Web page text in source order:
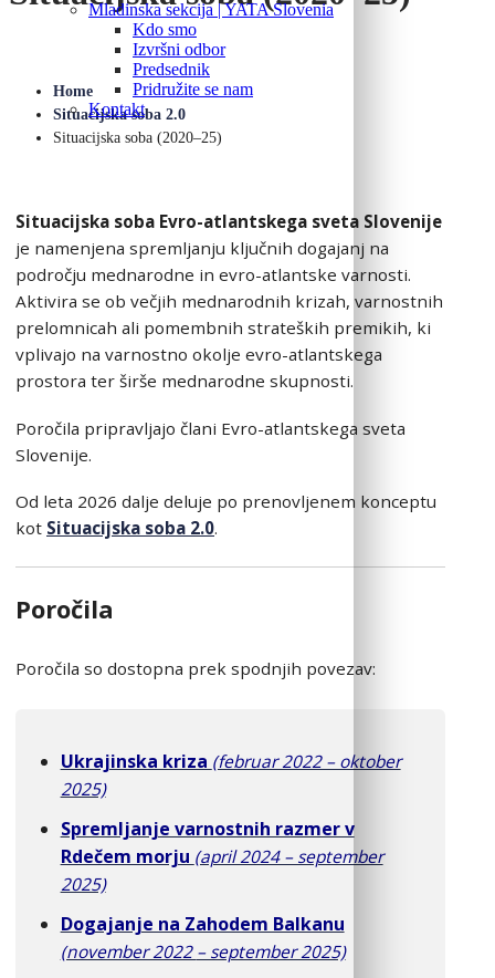
Mladinska sekcija | YATA Slovenia
Kdo smo
Izvršni odbor
Predsednik
Pridružite se nam
Kontakt
Home
Situacijska soba 2.0
Situacijska soba (2020–25)
Situacijska soba Evro-atlantskega sveta Slovenije
je namenjena spremljanju ključnih dogajanj na
področju mednarodne in evro-atlantske varnosti.
Aktivira se ob večjih mednarodnih krizah, varnostnih
prelomnicah ali pomembnih strateških premikih, ki
vplivajo na varnostno okolje evro-atlantskega
prostora ter širše mednarodne skupnosti.
Poročila pripravljajo člani Evro-atlantskega sveta
Slovenije.
Od leta 2026 dalje deluje po prenovljenem konceptu
kot Situacijska soba 2.0.
Poročila
Poročila so dostopna prek spodnjih povezav:
Ukrajinska kriza (februar 2022 – oktober
2025)
Spremljanje varnostnih razmer v
Rdečem morju (april 2024 – september
2025)
Dogajanje na Zahodem Balkanu
(november 2022– september 2025)